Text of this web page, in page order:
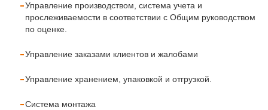
Управление производством, система учета и
прослеживаемости в соответствии с Общим руководством
по оценке.
Управление заказами клиентов и жалобами
Управление хранением, упаковкой и отгрузкой.
Система монтажа